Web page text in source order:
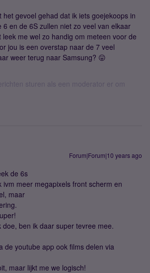
het gevoel gehad dat ik iets goejekoops in
6 en de 6S zullen niet zo veel van elkaar
me wel zo handig om meteen voor de
jou is een overstap naar de 7 veel
weer terug naar Samsung? 😛
sturen als een moderator er om
Forum|Forum|10 years ago
de 6s
ivm meer megapixels front scherm en
maar
doe, ben ik daar super tevree mee.
de youtube app ook films delen via
maar lijkt me we logisch!